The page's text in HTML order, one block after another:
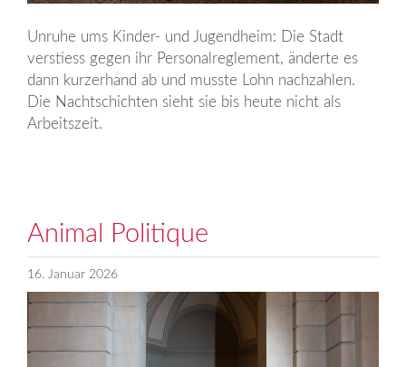
Unruhe ums Kinder- und Jugendheim: Die Stadt
verstiess gegen ihr Personalreglement, änderte es
dann kurzerhand ab und musste Lohn nachzahlen.
Die Nachtschichten sieht sie bis heute nicht als
Arbeitszeit.
Animal Politique
16. Januar 2026